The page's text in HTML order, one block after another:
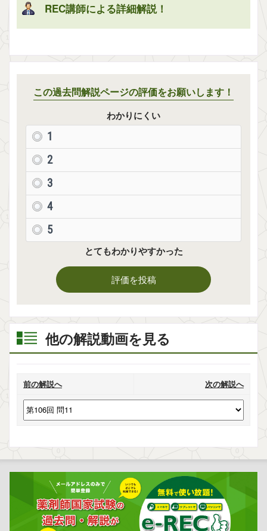
REC講師による詳細解説！
この過去問解説ページの評価をお願いします！
わかりにくい
1
2
3
4
5
とてもわかりやすかった
評価を投稿
他の解説動画を見る
前の解説へ 次の解説へ